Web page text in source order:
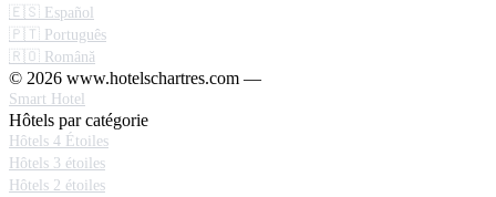
🇪🇸 Español
🇵🇹 Português
🇷🇴 Română
© 2026 www.hotelschartres.com —
Smart Hotel
Hôtels par catégorie
Hôtels 4 Étoiles
Hôtels 3 étoiles
Hôtels 2 étoiles